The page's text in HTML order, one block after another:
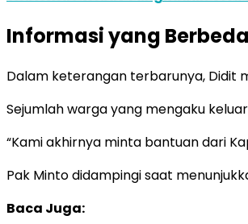
Informasi yang
Dalam keterangan terbarunya, Didit
Sejumlah warga yang mengaku
“Kami akhirnya minta bantuan dari
Pak Minto didampingi saat
Baca Juga: